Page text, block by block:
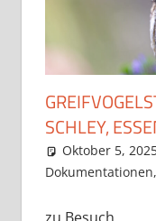
SCHLEY,
Oktober 5,
Dokumentationen,